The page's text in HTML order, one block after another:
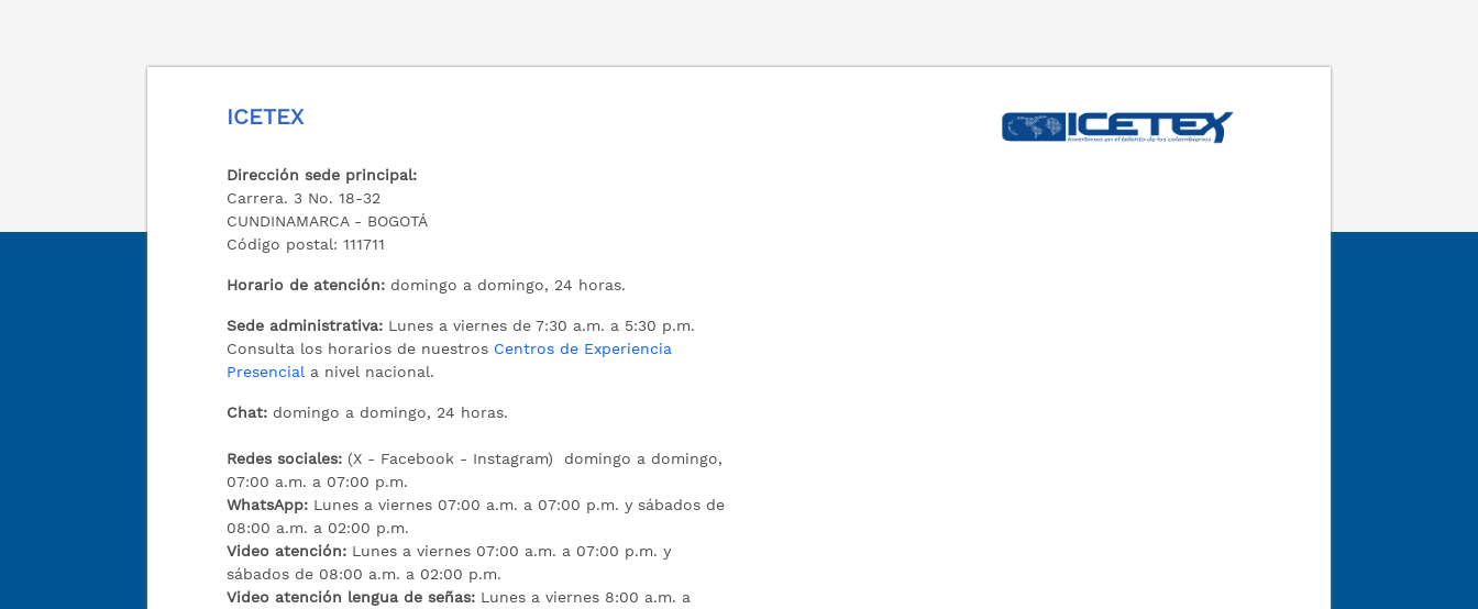
ICETEX
Dirección sede principal:
Carrera. 3 No. 18-32
CUNDINAMARCA - BOGOTÁ
Código postal: 111711
Horario de atención: domingo a domingo, 24 horas.
Sede administrativa: Lunes a viernes de 7:30 a.m. a 5:30 p.m.
Consulta los horarios de nuestros Centros de Experiencia
Presencial a nivel nacional.
Chat: domingo a domingo, 24 horas.
Redes sociales: (X - Facebook - Instagram) domingo a domingo,
07:00 a.m. a 07:00 p.m.
WhatsApp: Lunes a viernes 07:00 a.m. a 07:00 p.m. y sábados de
08:00 a.m. a 02:00 p.m.
Video atención: Lunes a viernes 07:00 a.m. a 07:00 p.m. y
sábados de 08:00 a.m. a 02:00 p.m.
Video atención lengua de señas: Lunes a viernes 8:00 a.m. a